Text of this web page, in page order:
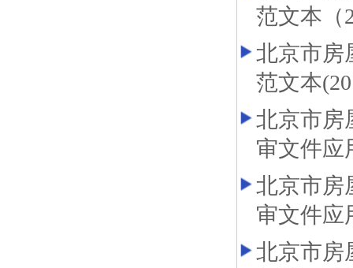
范文本（
北京市房
范文本
北京市房
审文件应
北京市房
审文件应
北京市房